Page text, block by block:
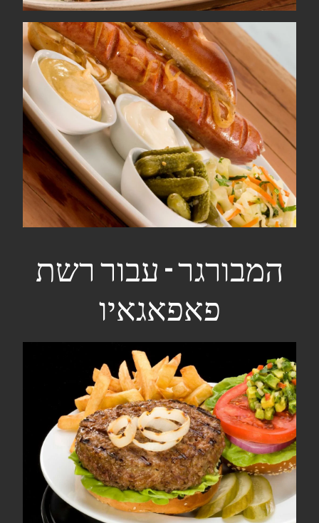
המבורגר - עבור רשת
פאפאגאיו